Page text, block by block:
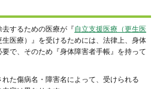
するための医療が『自立支援医療（更生医
生医療）』を受けるためには、法律上、身体
で、そのため『身体障害者手帳』を持って
た傷病名・障害名によって、受けられる